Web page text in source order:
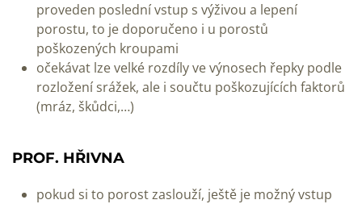
proveden poslední vstup s výživou a lepení
porostu, to je doporučeno i u porostů
poškozených kroupami
očekávat lze velké rozdíly ve výnosech řepky podle
rozložení srážek, ale i součtu poškozujících faktorů
(mráz, škůdci,…)
PROF. HŘIVNA
pokud si to porost zaslouží, ještě je možný vstup